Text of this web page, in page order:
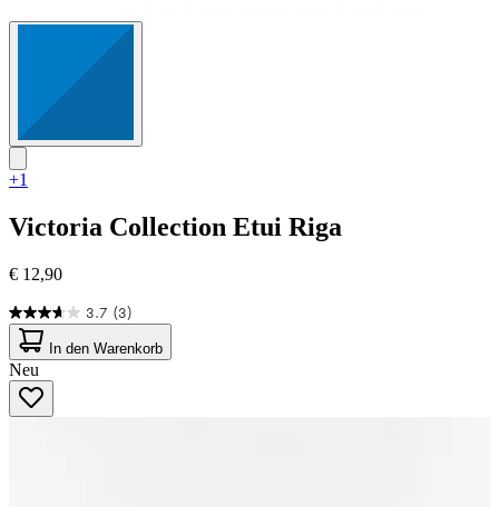
+1
Victoria Collection Etui Riga
€ 12,90
3.7 (3)
3.7
von
5
Sternen.
Bewertungen
In den Warenkorb
Neu